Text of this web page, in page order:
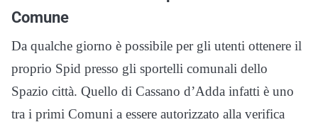
Comune
Da qualche giorno è possibile per gli utenti ottenere il
proprio Spid presso gli sportelli comunali dello
Spazio città. Quello di Cassano d’Adda infatti è uno
tra i primi Comuni a essere autorizzato alla verifica